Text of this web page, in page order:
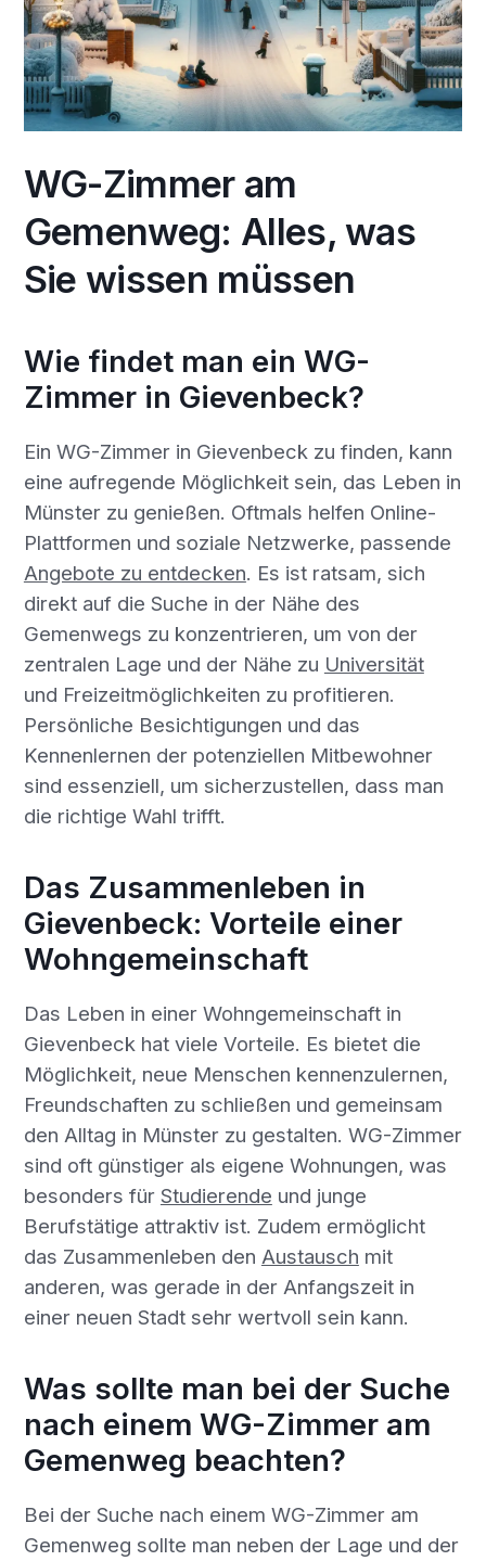
WG-Zimmer am
Gemenweg: Alles, was
Sie wissen müssen
Wie findet man ein WG-
Zimmer in Gievenbeck?
Ein WG-Zimmer in Gievenbeck zu finden, kann
eine aufregende Möglichkeit sein, das Leben in
Münster zu genießen. Oftmals helfen Online-
Plattformen und soziale Netzwerke, passende
Angebote zu entdecken. Es ist ratsam, sich
direkt auf die Suche in der Nähe des
Gemenwegs zu konzentrieren, um von der
zentralen Lage und der Nähe zu Universität
und Freizeitmöglichkeiten zu profitieren.
Persönliche Besichtigungen und das
Kennenlernen der potenziellen Mitbewohner
sind essenziell, um sicherzustellen, dass man
die richtige Wahl trifft.
Das Zusammenleben in
Gievenbeck: Vorteile einer
Wohngemeinschaft
Das Leben in einer Wohngemeinschaft in
Gievenbeck hat viele Vorteile. Es bietet die
Möglichkeit, neue Menschen kennenzulernen,
Freundschaften zu schließen und gemeinsam
den Alltag in Münster zu gestalten. WG-Zimmer
sind oft günstiger als eigene Wohnungen, was
besonders für Studierende und junge
Berufstätige attraktiv ist. Zudem ermöglicht
das Zusammenleben den Austausch mit
anderen, was gerade in der Anfangszeit in
einer neuen Stadt sehr wertvoll sein kann.
Was sollte man bei der Suche
nach einem WG-Zimmer am
Gemenweg beachten?
Bei der Suche nach einem WG-Zimmer am
Gemenweg sollte man neben der Lage und der